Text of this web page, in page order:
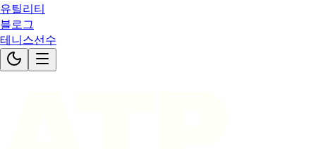
유틸리티
블로그
테니스선수